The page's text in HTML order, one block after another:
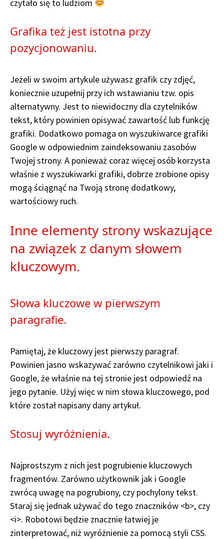
czytało się to ludziom
Grafika też jest istotna przy
pozycjonowaniu.
Jeżeli w swoim artykule używasz grafik czy zdjęć,
koniecznie uzupełnij przy ich wstawianiu tzw. opis
alternatywny. Jest to niewidoczny dla czytelników
tekst, który powinien opisywać zawartość lub funkcję
grafiki. Dodatkowo pomaga on wyszukiwarce grafiki
Google w odpowiednim zaindeksowaniu zasobów
Twojej strony. A ponieważ coraz więcej osób korzysta
właśnie z wyszukiwarki grafiki, dobrze zrobione opisy
mogą ściągnąć na Twoją stronę dodatkowy,
wartościowy ruch.
Inne elementy strony wskazujące
na związek z danym słowem
kluczowym.
Słowa kluczowe w pierwszym
paragrafie.
Pamiętaj, że kluczowy jest pierwszy paragraf.
Powinien jasno wskazywać zarówno czytelnikowi jaki i
Google, że właśnie na tej stronie jest odpowiedź na
jego pytanie. Użyj więc w nim słowa kluczowego, pod
które został napisany dany artykuł.
Stosuj wyróżnienia.
Najprostszym z nich jest pogrubienie kluczowych
fragmentów. Zarówno użytkownik jak i Google
zwrócą uwagę na pogrubiony, czy pochylony tekst.
Staraj się jednak używać do tego znaczników <b>, czy
<i>. Robotowi będzie znacznie łatwiej je
zinterpretować, niż wyróżnienie za pomocą styli CSS.